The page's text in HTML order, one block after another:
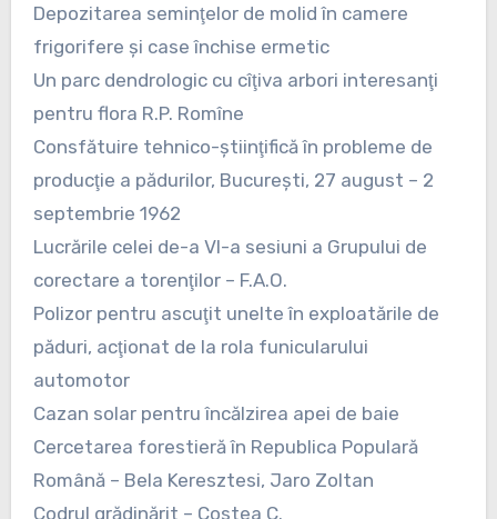
Depozitarea seminţelor de molid în camere
frigorifere şi case închise ermetic
Un parc dendrologic cu cîţiva arbori interesanţi
pentru flora R.P. Romîne
Consfătuire tehnico-ştiinţifică în probleme de
producţie a pădurilor, Bucureşti, 27 august – 2
septembrie 1962
Lucrările celei de-a VI-a sesiuni a Grupului de
corectare a torenţilor – F.A.O.
Polizor pentru ascuţit unelte în exploatările de
păduri, acţionat de la rola funicularului
automotor
Cazan solar pentru încălzirea apei de baie
Cercetarea forestieră în Republica Populară
Română – Bela Keresztesi, Jaro Zoltan
Codrul grădinărit – Costea C.